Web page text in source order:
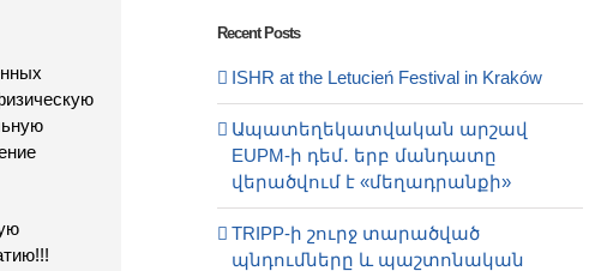
Recent Posts
ISHR at the Letucień Festival in Kraków
Ապատեղեկատվական արշավ
EUPM-ի դեմ․ երբ մանդատը
վերածվում է «մեղադրանքի»
TRIPP-ի շուրջ տարածված
պնդումները և պաշտոնական